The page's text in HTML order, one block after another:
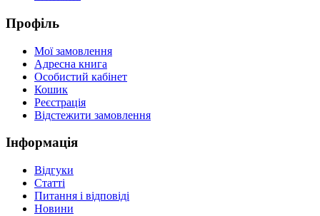
Профіль
Мої замовлення
Адресна книга
Особистий кабінет
Кошик
Реєстрація
Відстежити замовлення
Інформація
Відгуки
Статті
Питання і відповіді
Новини